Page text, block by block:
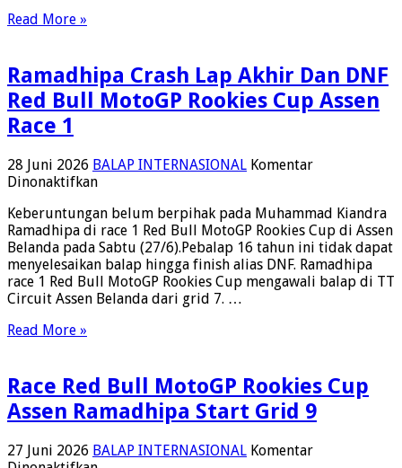
Balap
di
Jerez
Read More »
Ramadhipa Crash Lap Akhir Dan DNF
Red Bull MotoGP Rookies Cup Assen
Race 1
28 Juni 2026 BALAP INTERNASIONAL Komentar
Dinonaktifkanpada
Crash
Lap
Akhir
Dan
DNF
Red
Assen
Race
1
Keberuntungan belum berpihak pada Muhammad Kiandra
Ramadhipa di race 1 Red Bull MotoGP Rookies Cup di Assen
Belanda pada Sabtu (27/6).Pebalap 16 tahun ini tidak dapat
menyelesaikan balap hingga finish alias DNF. Ramadhipa
race 1 Red Bull MotoGP Rookies Cup mengawali balap di TT
Circuit Assen Belanda dari grid 7. …
Read More »
Race Red Bull MotoGP Rookies Cup
Assen Ramadhipa Start Grid 9
27 Juni 2026 BALAP INTERNASIONAL Komentar